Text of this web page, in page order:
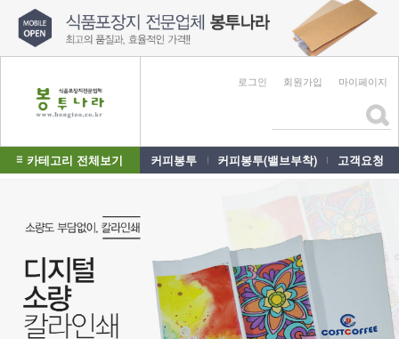
로그인 회원가입 마이페이지
카테고리 전체보기 커피봉투 커피봉투(밸브부착) 고객요청